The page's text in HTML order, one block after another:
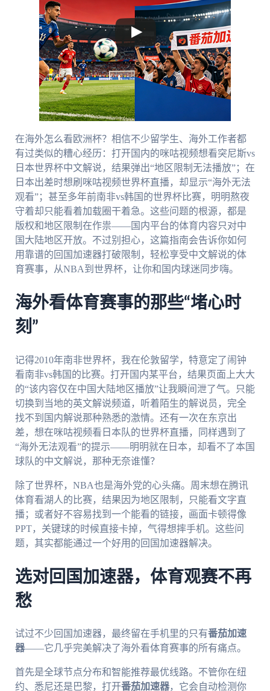
在海外怎么看欧洲杯？相信不少留学生、海外工作者都
有过类似的糟心经历：打开国内的咪咕视频想看突尼斯vs
日本世界杯中文解说，结果弹出“地区限制无法播放”；在
日本出差时想刷咪咕视频世界杯直播，却显示“海外无法
观看”；甚至多年前南非vs韩国的世界杯比赛，明明熬夜
守着却只能看着加载圈干着急。这些问题的根源，都是
版权和地区限制在作祟——国内平台的体育内容只对中
国大陆地区开放。不过别担心，这篇指南会告诉你如何
用靠谱的回国加速器打破限制，轻松享受中文解说的体
育赛事，从NBA到世界杯，让你和国内球迷同步嗨。
海外看体育赛事的那些“堵心时
刻”
记得2010年南非世界杯，我在伦敦留学，特意定了闹钟
看南非vs韩国的比赛。打开国内某平台，结果页面上大大
的“该内容仅在中国大陆地区播放”让我瞬间泄了气。只能
切换到当地的英文解说频道，听着陌生的解说员，完全
找不到国内解说那种熟悉的激情。还有一次在东京出
差，想在咪咕视频看日本队的世界杯直播，同样遇到了
“海外无法观看”的提示——明明就在日本，却看不了本国
球队的中文解说，那种无奈谁懂？
除了世界杯，NBA也是海外党的心头痛。周末想在腾讯
体育看湖人的比赛，结果因为地区限制，只能看文字直
播；或者好不容易找到一个能看的链接，画面卡顿得像
PPT，关键球的时候直接卡掉，气得想摔手机。这些问
题，其实都能通过一个好用的回国加速器解决。
选对回国加速器，体育观赛不再
愁
试过不少回国加速器，最终留在手机里的只有番茄加速
器——它几乎完美解决了海外看体育赛事的所有痛点。
首先是全球节点分布和智能推荐最优线路。不管你在纽
约、悉尼还是巴黎，打开番茄加速器，它会自动检测你